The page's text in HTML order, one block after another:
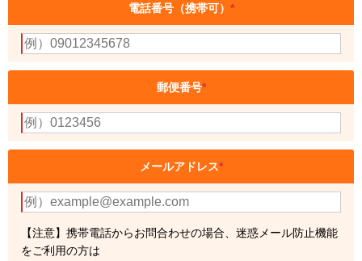
電話番号（携帯可） *
郵便番号*
メールアドレス*
【注意】携帯電話からお問合わせの場合、迷惑メール防止機能
をご利用の方は